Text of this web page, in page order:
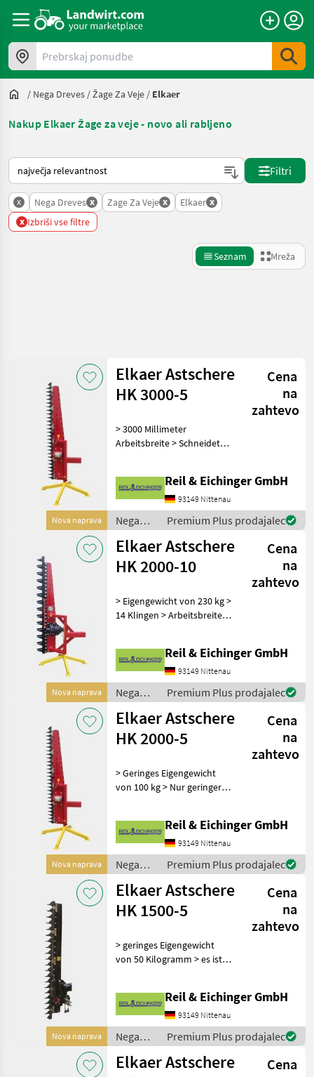
Prebrskaj ponudbe
/ Nega Dreves /Žage Za Veje / Elkaer
Nakup Elkaer Žage za veje - novo ali rabljeno
Tako je razvrščeno na Landwirt.com
Filtri
x Nega Dreves x Zage Za Veje x Elkaer x
x Izbriši vse filtre
Seznam Mreža
Kategorija 4 Država Filtri
TRENUTNA
Gozdarska
tehnika
Nega
Dreves
Zage
Elkaer
IZBERITE
KATEGORIJO
Elkaer
Greentec
Fehrenbach
MARKETPLACE
Marketplace
Ponudbe
trgovcev
Mali
oglasi
Ponastavi
rezultatov
Nova naprava
Elkaer Astschere
HK 3000-5
Cena
na
zahtevo
> 3000 Millimeter
Arbeitsbreite > Schneidet
Kilogramm Eigengewicht >
Ideal zum Schneiden hoher
Hecken > Keine
Reil & Eichinger GmbH
93149 Nittenau
Nega
dreves /
Elkaer
Premium Plus prodajalec
Nova naprava
Elkaer Astschere
HK 2000-10
Cena
na
zahtevo
> Eigengewicht von 230 kg >
14 Klingen > Arbeitsbreite
Dicke > Öldurchfluss von 50
Litern pro Minute ASTSCHE
Reil & Eichinger GmbH
93149 Nittenau
Nega
dreves /
Elkaer
Premium Plus prodajalec
Nova naprava
Elkaer Astschere
HK 2000-5
Cena
na
zahtevo
> Geringes Eigengewicht
von 100 kg > Nur geringer
umherfliegende Teile wie
Aststücke oder Sägespäne >
Arbeitsbreite von 2
Reil & Eichinger GmbH
93149 Nittenau
Nega
dreves /
Elkaer
Premium Plus prodajalec
Nova naprava
Elkaer Astschere
HK 1500-5
Cena
na
zahtevo
> geringes Eigengewicht
von 50 Kilogramm > es ist
sauber: Aststücke oder
Späne fliegen nicht herum >
21 Klingen
Reil & Eichinger GmbH
93149 Nittenau
Nega
dreves /
Elkaer
Premium Plus prodajalec
Elkaer Astschere
Cena